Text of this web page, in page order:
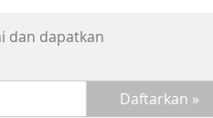
dan dapatkan